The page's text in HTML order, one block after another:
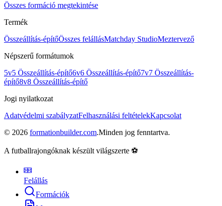
Összes formáció megtekintése
Termék
Összeállítás-építőÖsszes felállásMatchday StudioMeztervező
Népszerű formátumok
5v5 Összeállítás-építő6v6 Összeállítás-építő7v7 Összeállítás-
építő8v8 Összeállítás-építő
Jogi nyilatkozat
Adatvédelmi szabályzatFelhasználási feltételekKapcsolat
© 2026 formationbuilder.com.Minden jog fenntartva.
A futballrajongóknak készült világszerte ⚽
Felállás
Formációk